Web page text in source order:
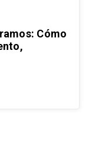
Cómo